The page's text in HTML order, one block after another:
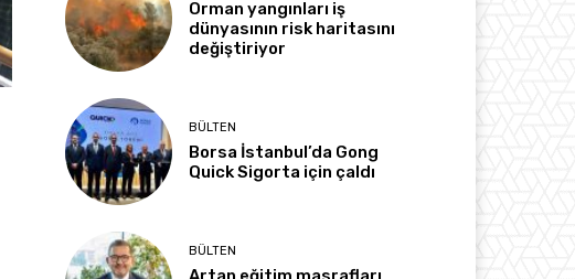
Orman yangınları iş
dünyasının risk haritasını
değiştiriyor
BÜLTEN
Borsa İstanbul’da Gong
Quick Sigorta için çaldı
BÜLTEN